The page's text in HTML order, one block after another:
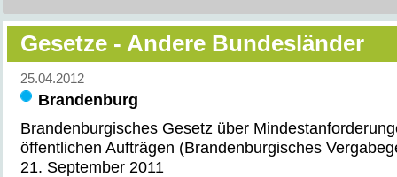
Gesetze - Andere Bundesländer
25.04.2012
Brandenburg
Brandenburgisches Gesetz über
öffentlichen Aufträgen (Brandenburgisches
21. September 2011